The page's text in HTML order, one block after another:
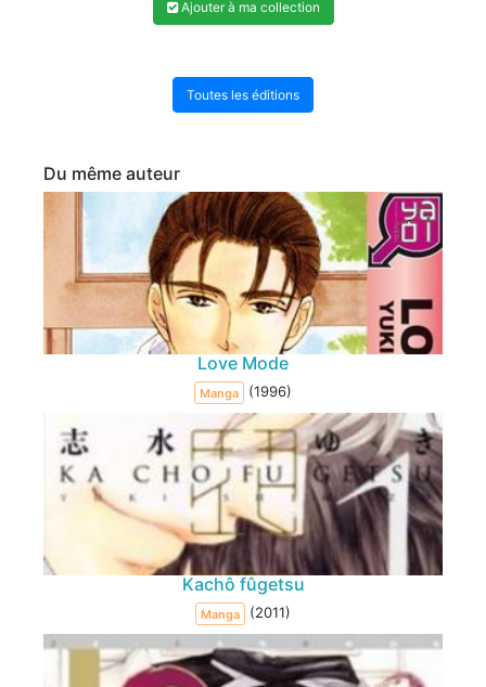
Ajouter à ma collection
Toutes les éditions
Du même auteur
Love Mode
Manga (1996)
Kachô fûgetsu
Manga (2011)